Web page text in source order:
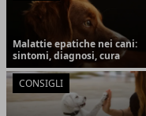
Malattie epatiche nei cani:
sintomi, diagnosi, cura
CONSIGLI